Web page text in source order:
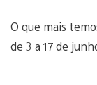
O que mais
de 3 a 17 de